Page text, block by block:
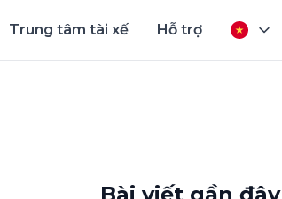
Trung tâm tài xế Hỗ trợ